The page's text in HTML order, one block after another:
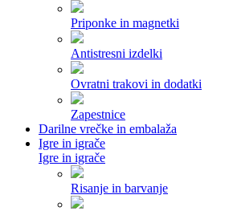
Priponke in magnetki
Antistresni izdelki
Ovratni trakovi in dodatki
Zapestnice
Darilne vrečke in embalaža
Igre in igrače
Igre in igrače
Risanje in barvanje